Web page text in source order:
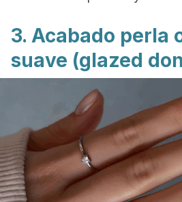
3. Acabado perla
suave (glazed